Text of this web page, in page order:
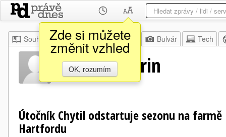
Zde si můžete
změnit vzhled
OK, rozumím
Souhrn Moje Z domova Bulvár Tech
Samuel Morin
Útočník Chytil odstartuje sezonu na farmě
Hartfordu